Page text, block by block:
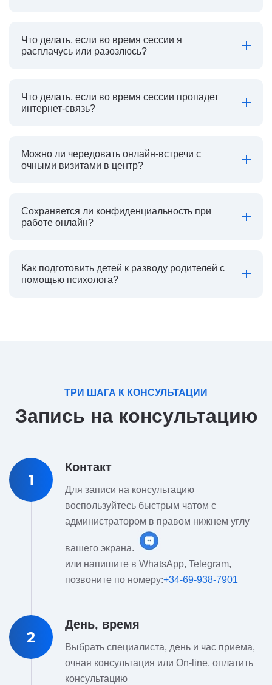
Что делать, если во время сессии я
расплачусь или разозлюсь?
Что делать, если во время сессии пропадет
интернет-связь?
Можно ли чередовать онлайн-встречи с
очными визитами в центр?
Сохраняется ли конфиденциальность при
работе онлайн?
Как подготовить детей к разводу родителей с
помощью психолога?
ТРИ ШАГА К КОНСУЛЬТАЦИИ
Запись на консультацию
1
Контакт
Для записи на консультацию
воспользуйтесь быстрым чатом с
администратором в правом нижнем углу
вашего экрана.
или напишите в WhatsApp, Telegram,
позвоните по номеру:+34-69-938-7901
2
День, время
Выбрать специалиста, день и час приема,
очная консультация или On-line, оплатить
консультацию